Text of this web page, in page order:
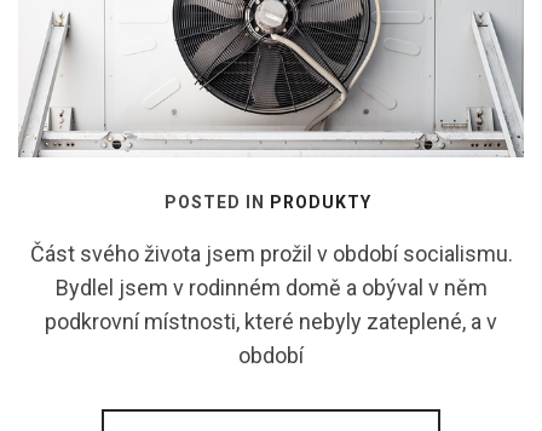
POSTED IN PRODUKTY
Část svého života jsem prožil v období socialismu.
Bydlel jsem v rodinném domě a obýval v něm
podkrovní místnosti, které nebyly zateplené, a v
období